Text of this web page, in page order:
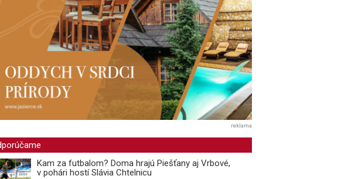
reklama
Kam za futbalom? Doma hrajú Piešťany aj Vrbové,
v pohári hostí Slávia Chtelnicu